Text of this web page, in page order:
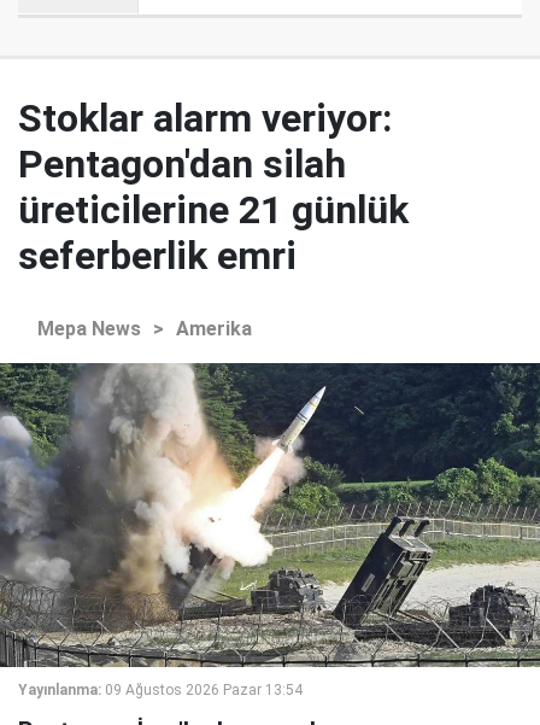
Stoklar alarm veriyor:
Pentagon'dan silah
üreticilerine 21 günlük
seferberlik emri
Mepa News > Amerika
Yayınlanma: 09 Ağustos 2026 Pazar 13:54